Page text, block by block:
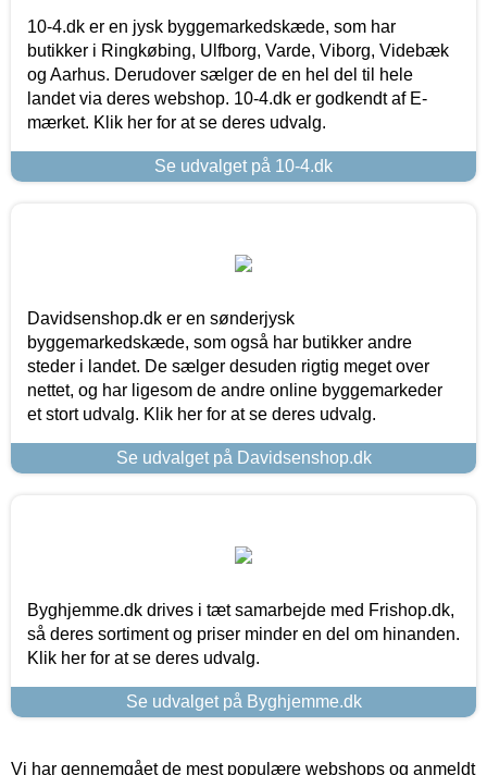
10-4.dk er en jysk byggemarkedskæde, som har
butikker i Ringkøbing, Ulfborg, Varde, Viborg, Videbæk
og Aarhus. Derudover sælger de en hel del til hele
landet via deres webshop. 10-4.dk er godkendt af E-
mærket. Klik her for at se deres udvalg.
Se udvalget på 10-4.dk
Davidsenshop.dk er en sønderjysk
byggemarkedskæde, som også har butikker andre
steder i landet. De sælger desuden rigtig meget over
nettet, og har ligesom de andre online byggemarkeder
et stort udvalg. Klik her for at se deres udvalg.
Se udvalget på Davidsenshop.dk
Byghjemme.dk drives i tæt samarbejde med Frishop.dk,
så deres sortiment og priser minder en del om hinanden.
Klik her for at se deres udvalg.
Se udvalget på Byghjemme.dk
Vi har gennemgået de mest populære webshops og anmeldt